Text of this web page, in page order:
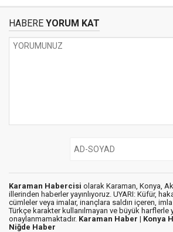
HABERE YORUM KAT
Karaman Habercisi olarak Karaman, Konya,
illerinden haberler yayınlıyoruz. UYARI: Küfür,
cümleler veya imalar, inançlara saldırı içeren, imla
Türkçe karakter kullanılmayan ve büyük harflerle
onaylanmamaktadır. Karaman Haber | Konya
Niğde Haber